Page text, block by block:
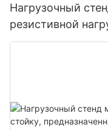
Нагрузочный
резистивной
для испытаний